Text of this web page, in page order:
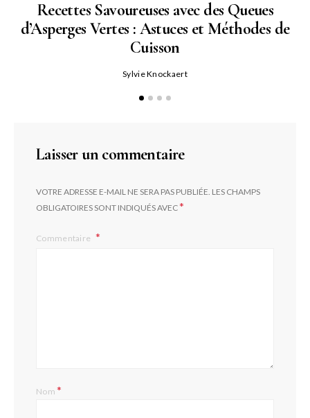
Recettes Savoureuses avec des Queues
d’Asperges Vertes : Astuces et Méthodes de
Cuisson
Sylvie Knockaert
Laisser un commentaire
VOTRE ADRESSE E-MAIL NE SERA PAS PUBLIÉE. LES CHAMPS
OBLIGATOIRES SONT INDIQUÉS AVEC*
Commentaire
Nom*